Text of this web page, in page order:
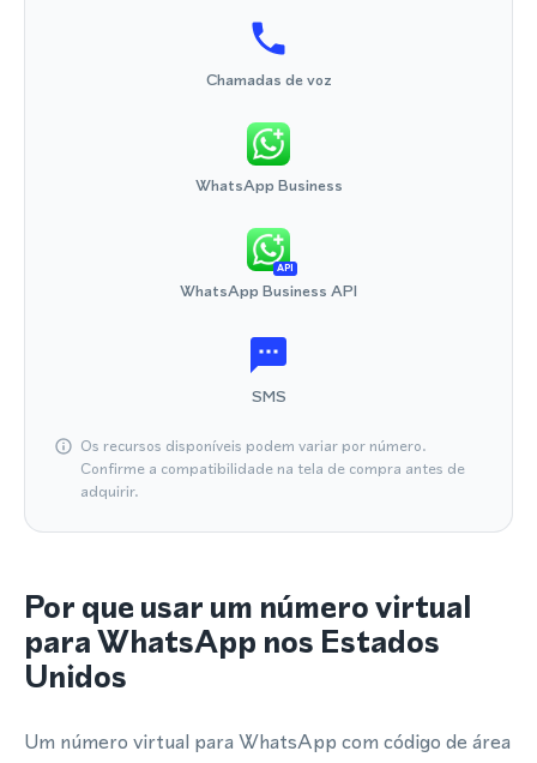
Chamadas de voz
WhatsApp Business
API
WhatsApp Business API
SMS
Os recursos disponíveis podem variar por número.
Confirme a compatibilidade na tela de compra antes de
adquirir.
Por que usar um número virtual
para WhatsApp nos Estados
Unidos
Um número virtual para WhatsApp com código de área